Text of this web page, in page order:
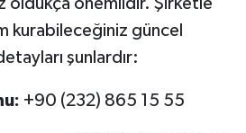
kurabileceğiniz güncel
şunlardır:
+90 (232) 865 15 55